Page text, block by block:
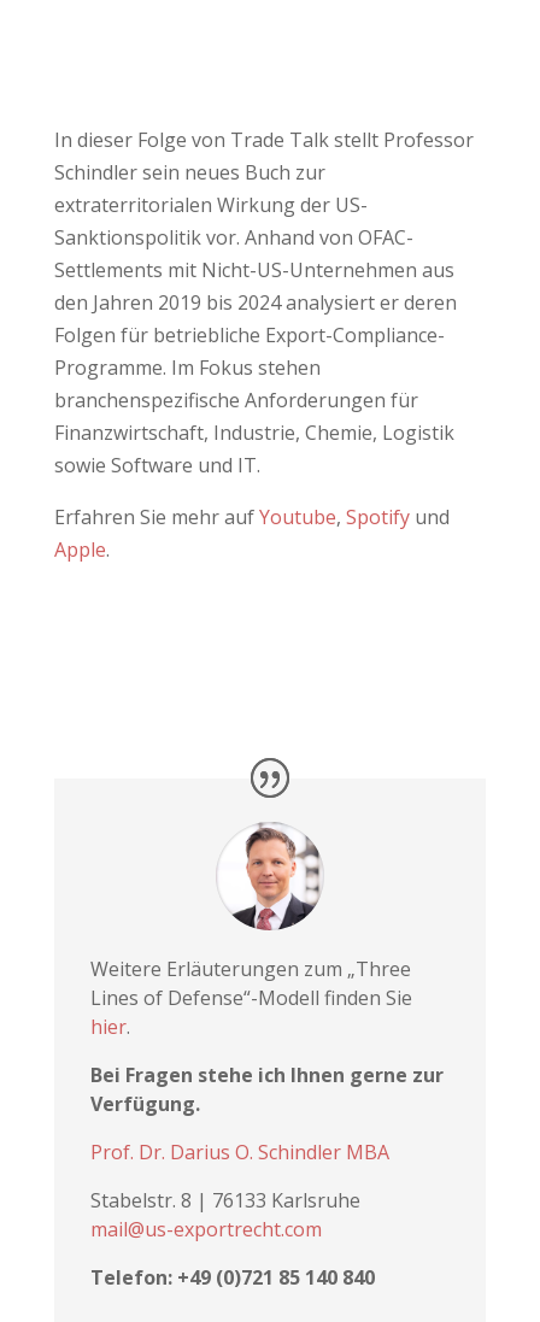
In dieser Folge von Trade Talk stellt Professor
Schindler sein neues Buch zur
extraterritorialen Wirkung der US-
Sanktionspolitik vor. Anhand von OFAC-
Settlements mit Nicht-US-Unternehmen aus
den Jahren 2019 bis 2024 analysiert er deren
Folgen für betriebliche Export-Compliance-
Programme. Im Fokus stehen
branchenspezifische Anforderungen für
Finanzwirtschaft, Industrie, Chemie, Logistik
sowie Software und IT.
Erfahren Sie mehr aufYoutube, Spotifyund
Apple.
Weitere Erläuterungen zum „Three
Lines of Defense“-Modell finden Sie
hier.
Bei Fragen stehe ich Ihnen gerne zur
Verfügung.
Prof. Dr. Darius O. Schindler MBA
Stabelstr. 8 | 76133 Karlsruhe
mail@us-exportrecht.com
Telefon: +49 (0)721 85 140 840